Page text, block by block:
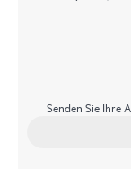
Senden Sie Ihre